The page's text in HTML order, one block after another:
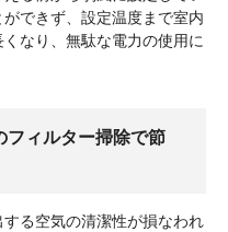
できず、設定温度まで室内
なり、無駄な電力の使用に
ィルター掃除で節
る空気の清潔性が損なわれ